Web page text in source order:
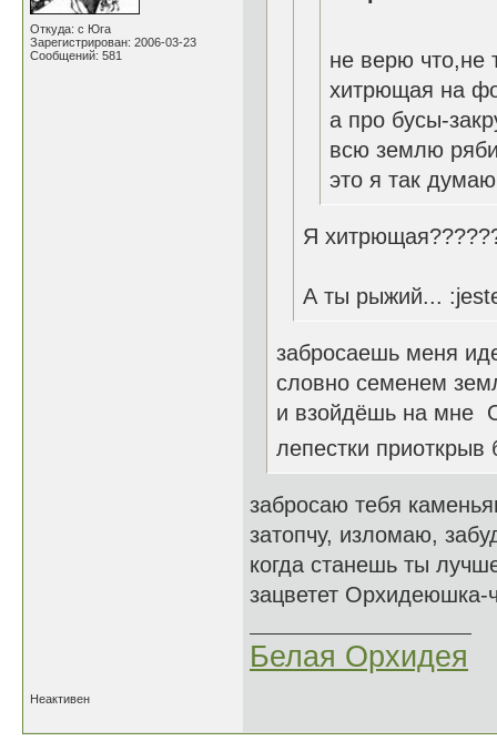
Откуда: с Юга
Зарегистрирован: 2006-03-23
Сообщений: 581
не верю что,не
хитрющая на
а про бусы-
всю землю
это я так
Я
А ты рыжий...
забросаешь меня
словно семенем
и взойдёшь на мне
лепестки приоткрыв
забросаю тебя
затопчу, изломаю,
когда станешь ты
зацветет Орхидеюшка-
Белая Орхидея
Неактивен